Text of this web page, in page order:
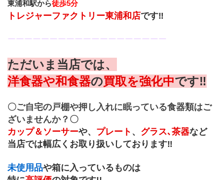
東浦和駅から徒歩5分
トレジャーファクトリー東浦和店です‼︎
ーーーーーーーーーーーーーーーーーーー
ただいま当店では、
洋食器や和食器の買取を強化中です‼
〇ご自宅の戸棚や押し入れに眠っている食器類はご
ざいませんか？〇
カップ＆ソーサーや、 プレート 、 グラス､茶器など
当店では幅広くお取り扱いしております‼
未使用品や箱に入っているものは